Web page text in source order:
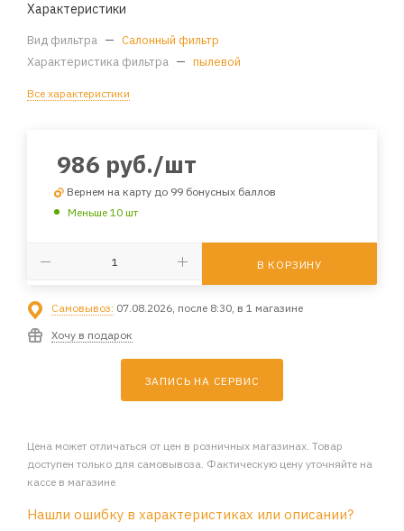
Характеристики
Вид фильтра — Салонный фильтр
Характеристика фильтра — пылевой
Все характеристики
986 руб./шт
Вернем на карту до 99 бонусных баллов
Меньше 10 шт
В КОРЗИНУ
Самовывоз: 07.08.2026, после 8:30, в 1 магазине
Хочу в подарок
ЗАПИСЬ НА СЕРВИС
Цена может отличаться от цен в розничных магазинах. Товар
доступен только для самовывоза. Фактическую цену уточняйте на
кассе в магазине
Нашли ошибку в характеристиках или описании?